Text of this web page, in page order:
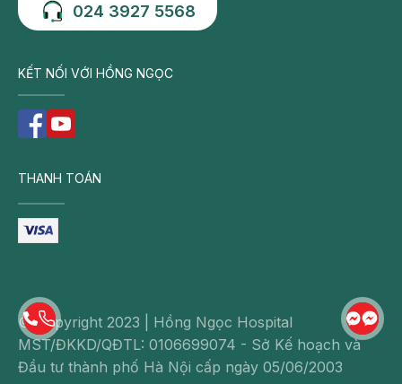
024 3927 5568
KẾT NỐI VỚI HỒNG NGỌC
THANH TOÁN
© Copyright 2023 | Hồng Ngọc Hospital
MST/ĐKKD/QĐTL: 0106699074 - Sở Kế hoạch và
Đầu tư thành phố Hà Nội cấp ngày 05/06/2003